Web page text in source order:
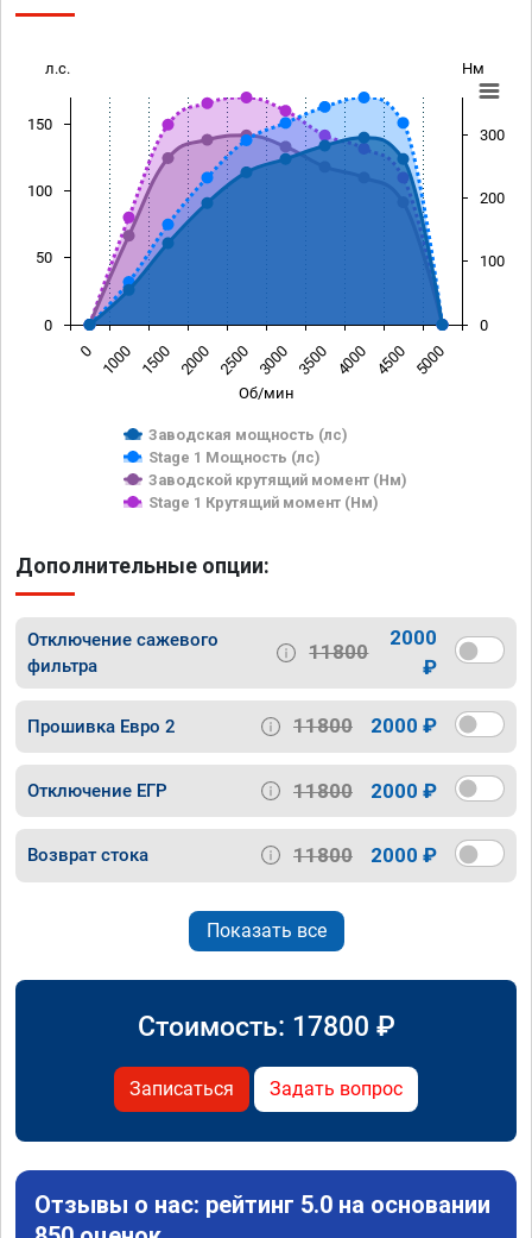
Об/мин
л.с. Нм
Заводская мощность (лс)
Stage 1 Мощность (лс)
Заводской крутящий момент (Нм)
Stage 1 Крутящий момент (Нм)
0 1000 1500 2000 2500 3000 3500 4000 4500 5000
0
50
100
150
0
100
200
300
Дополнительные опции:
Отключение сажевого
фильтра
11800
2000
₽
Прошивка Евро 2 11800 2000 ₽
Отключение ЕГР 11800 2000 ₽
Возврат стока 11800 2000 ₽
Показать все
Стоимость: 17800 ₽
Записаться Задать вопрос
Отзывы о нас: рейтинг 5.0 на основании